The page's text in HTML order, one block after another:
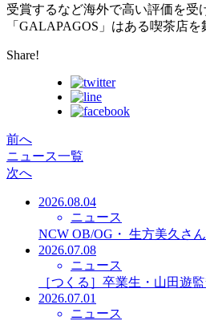
受賞するなど海外で高い評価を受
「GALAPAGOS」はある喫茶店
Share!
前へ
ニュース一覧
次へ
2026.08.04
ニュース
NCW OB/OG・ 生方美久さ
2026.07.08
ニュース
［つくる］卒業生・山田遊
2026.07.01
ニュース